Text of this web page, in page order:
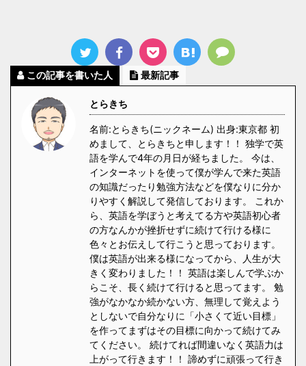
この記事を書いた人 最新記事
とらきち
名前:とらきち(ニックネーム) 出身:東京都 初
めまして、とらきちと申します！！ 独学で英
語を学んで4年の月日が経ちました。 今は、
インターネットを使って僕が学んで来た英語
の知識だったり勉強方法などを僕なりに分か
りやすく解説して発信しております。 これか
ら、英語を学ぼうと考えてる方や英語初心者
の方なんかが挫折せずに続けて行ける様に
色々とお伝えして行こうと思っております。
僕は英語が出来る様になってから、人生が大
きく変わりました！！ 英語は楽しんで学ぶか
らこそ、長く続けて行けると思ってます。 勉
強がなかなか続かない方、無理して覚えよう
としないで自分なりに「小さくて近い目標」
を作ってまずはその目標に向かって続けてみ
てください。 続けてれば間違いなく英語力は
上がって行きます！！ 諦めずに頑張って行き